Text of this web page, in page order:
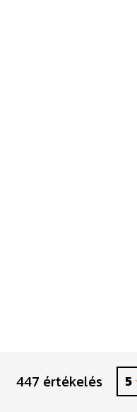
447 értékelés 5